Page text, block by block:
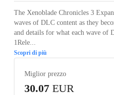
The Xenoblade Chronicles 3
waves of DLC content as they
and details for what each wave of
1Rele...
Scopri di più
Miglior prezzo
30.07 EUR